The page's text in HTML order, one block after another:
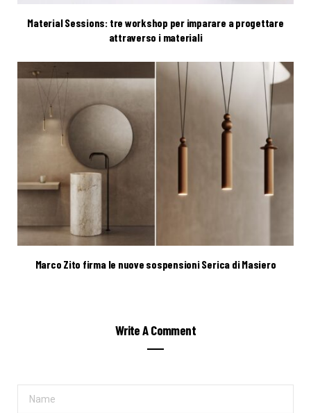
Material Sessions: tre workshop per imparare a progettare
attraverso i materiali
Marco Zito firma le nuove sospensioni Serica di Masiero
Write A Comment